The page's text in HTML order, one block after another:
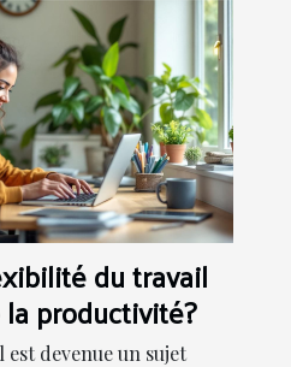
du travail
productivité?
devenue un sujet